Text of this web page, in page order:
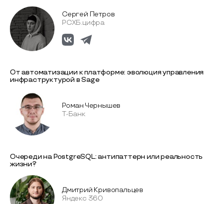
Сергей Петров
РСХБ.цифра
От автоматизации к платформе: эволюция управления
инфраструктурой в Sage
Роман Чернышев
Т-Банк
Очереди на PostgreSQL: антипаттерн или реальность
жизни?
Дмитрий Кривопальцев
Яндекс 360